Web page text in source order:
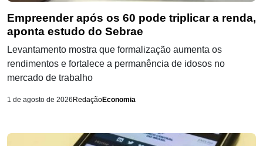
Empreender após os 60 pode triplicar a renda,
aponta estudo do Sebrae
Levantamento mostra que formalização aumenta os
rendimentos e fortalece a permanência de idosos no
mercado de trabalho
1 de agosto de 2026 RedaçãoEconomia